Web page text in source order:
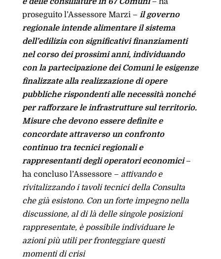
proseguito l’Assessore Marzi – il governo
regionale intende alimentare il sistema
dell’edilizia con significativi finanziamenti
nel corso dei prossimi anni, individuando
con la partecipazione dei Comuni le esigenze
finalizzate alla realizzazione di opere
pubbliche rispondenti alle necessità nonché
per rafforzare le infrastrutture sul territorio.
Misure che devono essere definite e
concordate attraverso un confronto
continuo tra tecnici regionali e
rappresentanti degli operatori economici–
ha concluso l’Assessore – attivando e
rivitalizzando i tavoli tecnici della Consulta
che già esistono. Con un forte impegno nella
discussione, al di là delle singole posizioni
rappresentate, è possibile individuare le
azioni più utili per fronteggiare questi
momenti di crisi